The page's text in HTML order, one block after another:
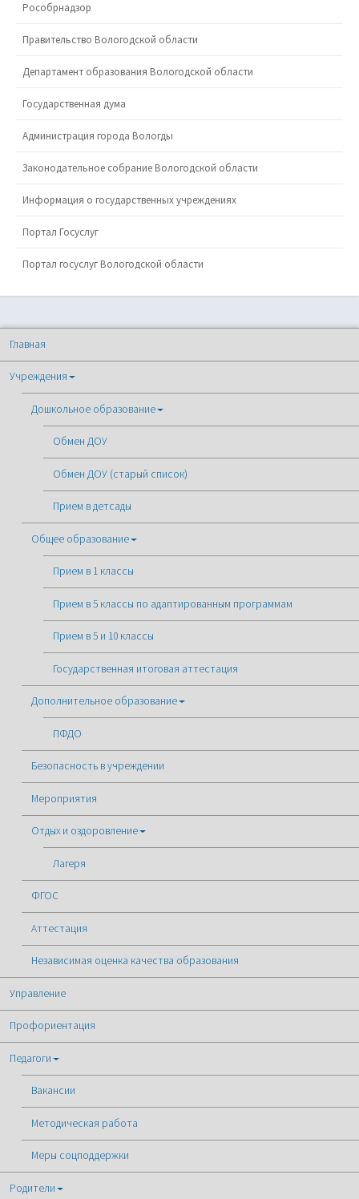
Рособрнадзор
Правительство Вологодской области
Департамент образования Вологодской области
Государственная дума
Администрация города Вологды
Законодательное собрание Вологодской области
Информация о государственных учреждениях
Портал Госуслуг
Портал госуслуг Вологодской области
Главная
Учреждения
Дошкольное образование
Обмен ДОУ
Обмен ДОУ (старый список)
Прием в детсады
Общее образование
Прием в 1 классы
Прием в 5 классы по адаптированным программам
Прием в 5 и 10 классы
Государственная итоговая аттестация
Дополнительное образование
ПФДО
Безопасность в учреждении
Мероприятия
Отдых и оздоровление
Лагеря
ФГОС
Аттестация
Независимая оценка качества образования
Управление
Профориентация
Педагоги
Вакансии
Методическая работа
Меры соцподдержки
Родители